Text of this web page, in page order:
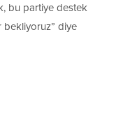
bu partiye destek
diye